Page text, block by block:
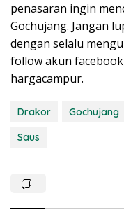
penasaran ingin
Gochujang. Jangan
dengan selalu
follow akun
hargacampur.
Drakor Gochujang
Saus